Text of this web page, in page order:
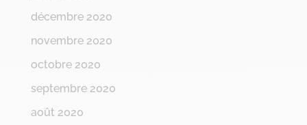
décembre 2020
novembre 2020
octobre 2020
septembre 2020
août 2020